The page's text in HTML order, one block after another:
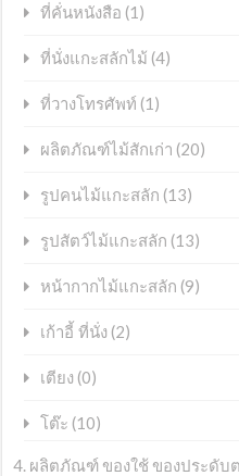
ที่คั่นหนังสือ (1)
ที่นั่งแกะสลักไม้ (4)
ที่วางโทรศัพท์ (1)
ผลิตภัณฑ์ไม้สักเก่า (20)
รูปคนไม้แกะสลัก (13)
รูปสัตว์ไม้แกะสลัก (13)
หน้ากากไม้แกะสลัก (9)
เก้าอี้ ที่นั่ง (2)
เตียง (0)
โต๊ะ (10)
4. ผลิตภัณฑ์ ของใช้ ของประดับ